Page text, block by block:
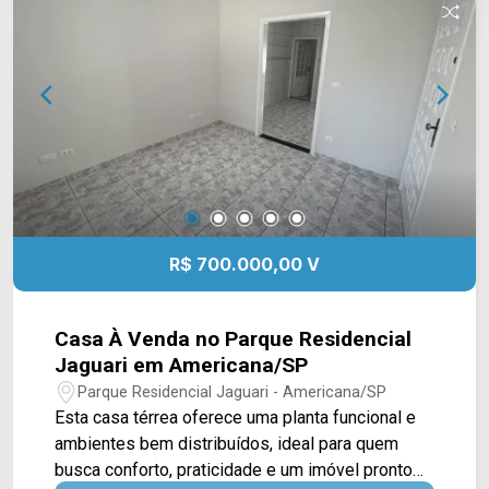
do imóvel, acompanhado por quintal reformado,
jardim e um cômodo de apoio que pode ser
utilizado como despensa, trazendo mais
com armários planejados; 01 banheiro social; 01
vaga de garagem coberta. Aceita financiamento.
Localizada no bairro Parque Nova Carioba, a casa
possui fácil acesso às principais vias de
Americana e está próxima a supermercados,
escolas, farmácias e diversos serviços,
oferecendo praticidade para toda a família. Entre
agende sua visita! WhatsApp e telefone: (19)
3475-4546 Arbix Imóveis - Presente em cada
momento.
R$ 700.000,00 V
Casa À Venda no Parque Residencial
Jaguari em Americana/SP
Parque Residencial Jaguari - Americana/SP
Esta casa térrea oferece uma planta funcional e
ambientes bem distribuídos, ideal para quem
busca conforto, praticidade e um imóvel pronto